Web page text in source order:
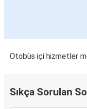
Polatlı
Malatya
Malatya
Otobüs içi hizmetler
Sıkça Sorulan